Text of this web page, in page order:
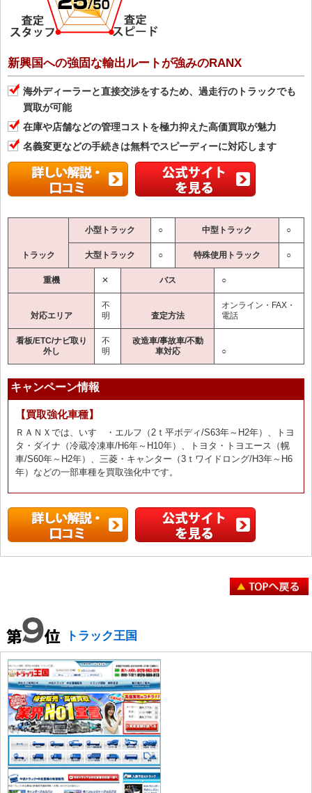
新興国への強固な輸出ルートが強みのRANX
海外ディーラーと直接交渉をするため、過走行のトラックでも
買取が可能
在庫や店舗などの管理コストを極力抑えた高価買取が魅力
名義変更などの手続きは無料でスピーディーに対応します
トラック
小型トラック ○ 中型トラック ○
大型トラック ○ 特殊使用トラック ○
重機 ✕ バス ○
対応エリア
不
明
査定方法
オンライン・FAX・
電話
看板/ETC/ナビ取り
外し
不
明
改造車/事故車/不動
車対応
○
キャンペーン情報
【買取強化車種】
ＲＡＮＸでは、いすゞ・エルフ（2ｔ平ボディ/S63年～H2年）、トヨ
タ・ダイナ（冷蔵冷凍車/H6年～H10年）、トヨタ・トヨエース（幌
車/S60年～H2年）、三菱・キャンター（3ｔワイドロング/H3年～H6
年）などの一部車種を買取強化中です。
トラック王国